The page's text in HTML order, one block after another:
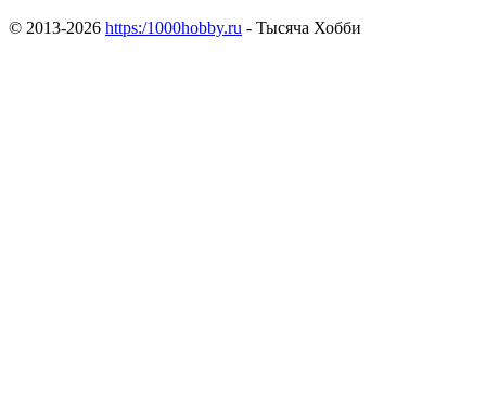
© 2013-2026 https:/1000hobby.ru - Тысяча Хобби